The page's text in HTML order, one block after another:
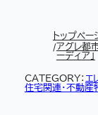
トップペー
アグレ都
ーディア」
CATEGORY： エ
住宅関連・不動産